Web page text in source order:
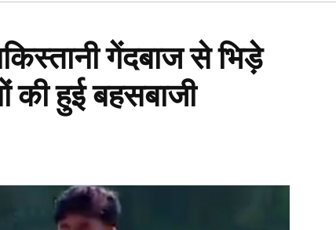
Open
गेंदबाज से भिड़े
की हुई बहसबाजी